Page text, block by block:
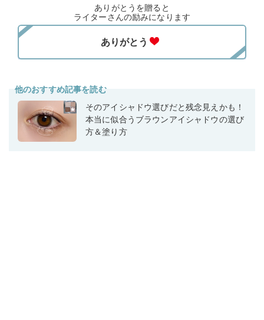
ありがとうを贈ると
ライターさんの励みになります
他のおすすめ記事を読む
そのアイシャドウ選びだと残念見えかも！
本当に似合うブラウンアイシャドウの選び
方＆塗り方